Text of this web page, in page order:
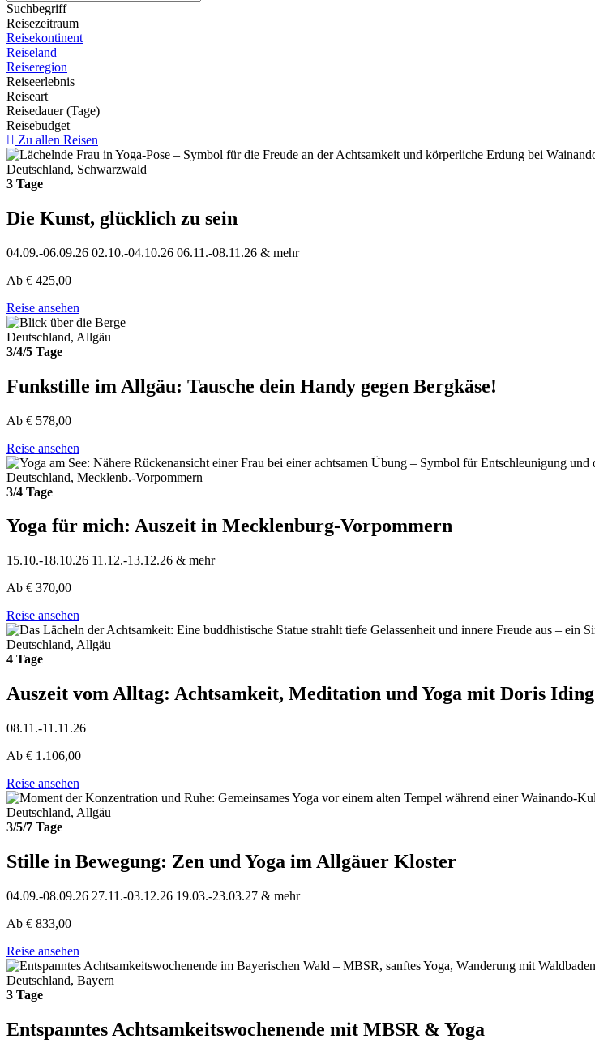
Suchbegriff
Reisezeitraum
Reisekontinent
Reiseland
Reiseregion
Reiseerlebnis
Reiseart
Reisedauer (Tage)
Reisebudget
Zu allen Reisen
Deutschland, Schwarzwald
3 Tage
Die Kunst, glücklich zu sein
04.09.-06.09.26 02.10.-04.10.26 06.11.-08.11.26 & mehr
Ab € 425,00
Reise ansehen
Deutschland, Allgäu
3/4/5 Tage
Funkstille im Allgäu: Tausche dein Handy gegen Bergkäse!
Ab € 578,00
Reise ansehen
Deutschland, Mecklenb.-Vorpommern
3/4 Tage
Yoga für mich: Auszeit in Mecklenburg-Vorpommern
15.10.-18.10.26 11.12.-13.12.26 & mehr
Ab € 370,00
Reise ansehen
Deutschland, Allgäu
4 Tage
Auszeit vom Alltag: Achtsamkeit, Meditation und Yoga mit Doris Iding
08.11.-11.11.26
Ab € 1.106,00
Reise ansehen
Deutschland, Allgäu
3/5/7 Tage
Stille in Bewegung: Zen und Yoga im Allgäuer Kloster
04.09.-08.09.26 27.11.-03.12.26 19.03.-23.03.27 & mehr
Ab € 833,00
Reise ansehen
Deutschland, Bayern
3 Tage
Entspanntes Achtsamkeitswochenende mit MBSR & Yoga